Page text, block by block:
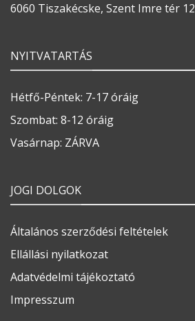
6060 Tiszakécske, Szent Imre tér 12
NYITVATARTÁS
Hétfő-Péntek: 7-17 óráig
Szombat: 8-12 óráig
Vasárnap: ZÁRVA
JOGI DOLGOK
Általános szerződési feltételek
Ellállási nyilatkozat
Adatvédelmi tájékoztató
Impresszum